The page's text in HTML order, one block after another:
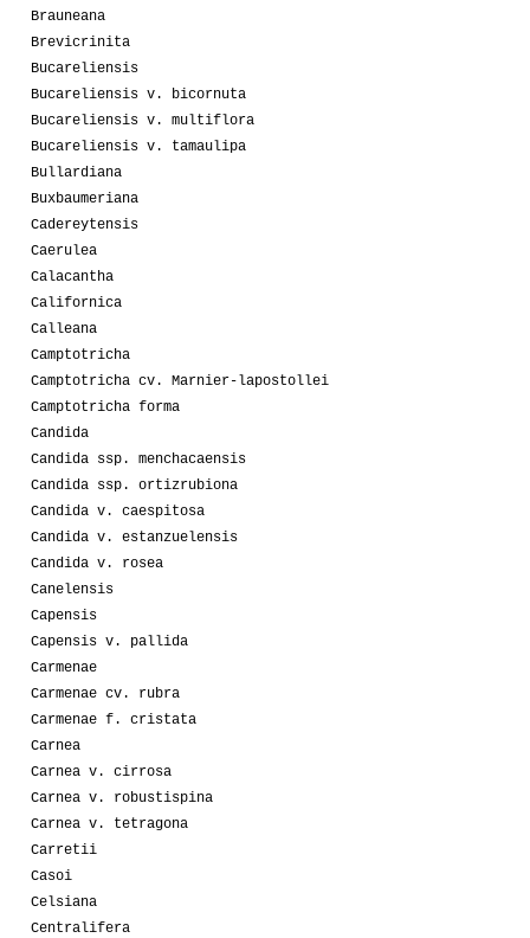
Brauneana
Brevicrinita
Bucareliensis
Bucareliensis v. bicornuta
Bucareliensis v. multiflora
Bucareliensis v. tamaulipa
Bullardiana
Buxbaumeriana
Cadereytensis
Caerulea
Calacantha
Californica
Calleana
Camptotricha
Camptotricha cv. Marnier-lapostollei
Camptotricha forma
Candida
Candida ssp. menchacaensis
Candida ssp. ortizrubiona
Candida v. caespitosa
Candida v. estanzuelensis
Candida v. rosea
Canelensis
Capensis
Capensis v. pallida
Carmenae
Carmenae cv. rubra
Carmenae f. cristata
Carnea
Carnea v. cirrosa
Carnea v. robustispina
Carnea v. tetragona
Carretii
Casoi
Celsiana
Centralifera